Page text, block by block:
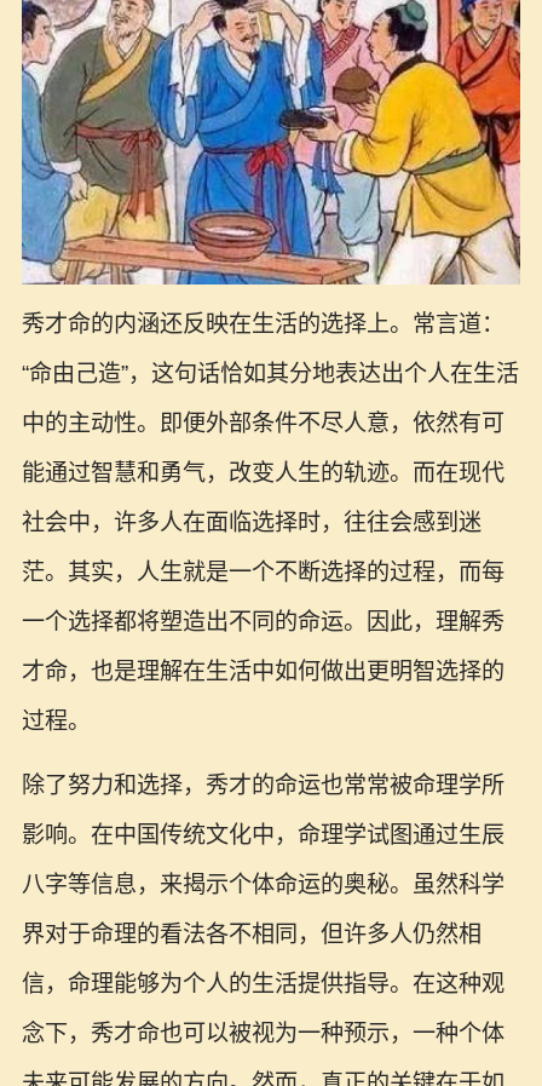
秀才命的内涵还反映在生活的选择上。常言道：
“命由己造”，这句话恰如其分地表达出个人在生活
中的主动性。即便外部条件不尽人意，依然有可
能通过智慧和勇气，改变人生的轨迹。而在现代
社会中，许多人在面临选择时，往往会感到迷
茫。其实，人生就是一个不断选择的过程，而每
一个选择都将塑造出不同的命运。因此，理解秀
才命，也是理解在生活中如何做出更明智选择的
过程。
除了努力和选择，秀才的命运也常常被命理学所
影响。在中国传统文化中，命理学试图通过生辰
八字等信息，来揭示个体命运的奥秘。虽然科学
界对于命理的看法各不相同，但许多人仍然相
信，命理能够为个人的生活提供指导。在这种观
念下，秀才命也可以被视为一种预示，一种个体